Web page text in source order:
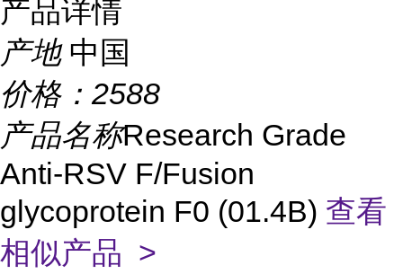
产品详情
产地 中国
价格： 2588
产品名称Research Grade
Anti-RSV F/Fusion
glycoprotein F0 (01.4B) 查看
相似产品 >